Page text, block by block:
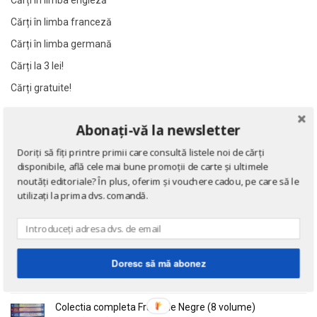
Al. Caprariu
Al. Dumitrescu
Al. Philippide
Alain Besancon
Alain Bombard
Alain Danielou
Alain Lallemand
Alain Manevy
Alan Butler
Al. Caprariu
Al. Dumitrescu
Al. Philippide
Alain Besancon
Alain Bombard
Alain Danielou
Alain Lallemand
Alain Manevy
Alan Butler
Cărți în limba franceză
Cărți în limba germană
Cărți la 3 lei!
Cărți gratuite!
Eseuri
de Emil Cioran
Doctrina sau Cele patru carti clasice ale Chinei
de Confucius
Colectia completa Fracurile Negre (8 volume)
Abonați-vă la newsletter
Doriți să fiți printre primii care consultă listele noi de cărți
disponibile, află cele mai bune promoții de carte și ultimele
noutăți editoriale? În plus, oferim și vouchere cadou, pe care să le
utilizați la prima dvs. comandă.
Doresc să mă abonez